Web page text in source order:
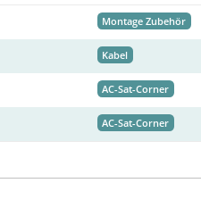
Montage Zubehör
Kabel
AC-Sat-Corner
AC-Sat-Corner